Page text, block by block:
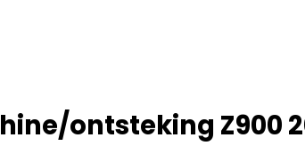
ontsteking Z900